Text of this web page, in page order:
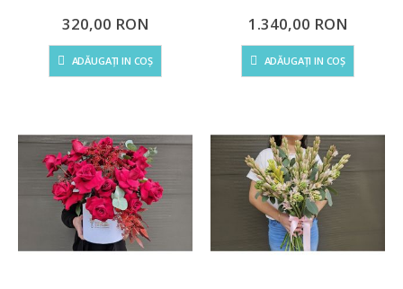
320,00 RON
ADĂUGAȚI IN COȘ
1.340,00 RON
ADĂUGAȚI IN COȘ